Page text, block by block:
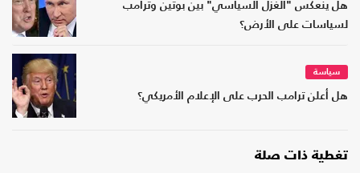
هل ينعكس "الغزل السياسي" بين بوتين وترامب
لسياسات على الأرض؟
سياسة
هل أعلن ترامب الحرب على الإعلام الأمريكي؟
تغطية ذات صلة